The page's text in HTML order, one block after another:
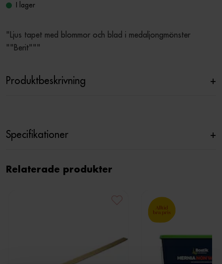
I lager
"Ljus tapet med blommor och blad i medaljongmönster
""Berit"""
Produktbeskrivning +
Specifikationer +
Relaterade produkter